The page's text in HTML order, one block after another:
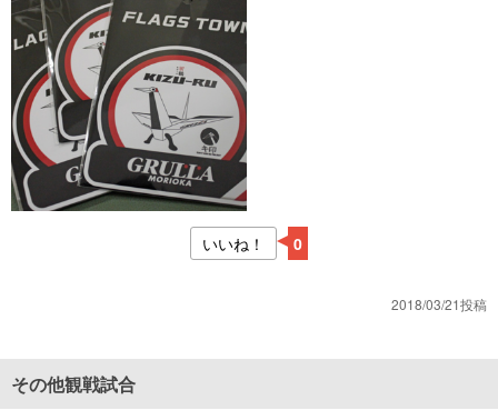
いいね！ 0
2018/03/21投稿
その他観戦試合